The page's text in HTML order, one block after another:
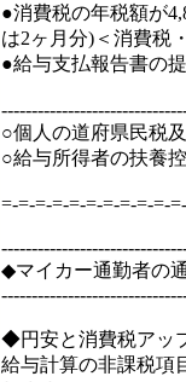
●消費税の年税額が
は2ヶ月分)＜消費税
●給与支払報告書の
○個人の道府県民税
○給与所得者の扶養
=-=-=-=-=-=-=-=-=-=-
◆マイカー通勤者の
◆円安と消費税アッ
給与計算の非課税項